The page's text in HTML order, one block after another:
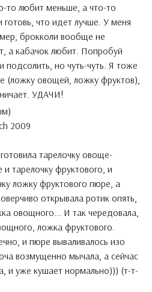
то любит меньше, а что-то
готовь, что идет лучше. У меня
брокколи вообще не
а кабачок любит. Попробуй
подсолить, но чуть-чуть. Я тоже
(ложку овощей, ложку фруктов),
УДАЧИ!
2009
тарелочку овоще-
тарелочку фруктового, и
ложку фруктового пюре, а
открывала ротик опять,
овощного... И так чередовала,
ложка фруктового.
и пюре вываливалось изо
возмущенно мычала, а сейчас
и уже кушает нормально))) (т-т-